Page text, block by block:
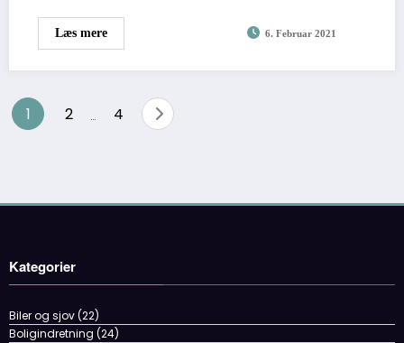
Læs mere 6. Februar 2021
Navigation
1 2 4
Kategorier
Biler og sjov(22)
Boligindretning (24)